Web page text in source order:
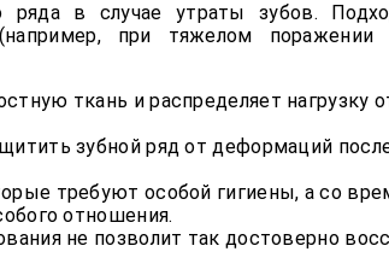
ряда в случае утраты зубов.
при тяжелом поражении
ткань и распределяет нагрузку
зубной ряд от деформаций
требуют особой гигиены, а со
отношения.
не позволит так достоверно